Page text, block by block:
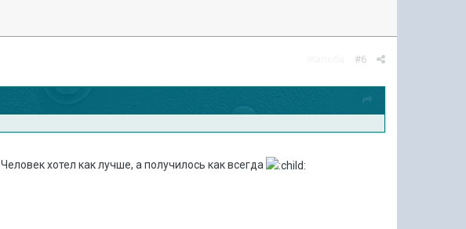
#6
Человек хотел как лучше, а получилось как всегда